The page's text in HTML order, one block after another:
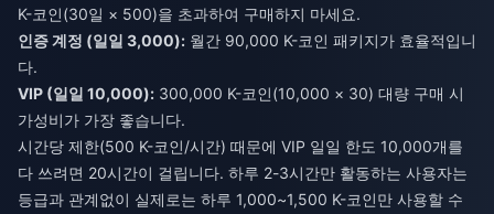
K-코인(30일 × 500)을 초과하여 구매하지 마세요.
인증 계정 (일일 3,000): 월간 90,000 K-코인 패키지가 효율적입니
다.
VIP (일일 10,000): 300,000 K-코인(10,000 × 30) 대량 구매 시
가성비가 가장 좋습니다.
시간당 제한(500 K-코인/시간) 때문에 VIP 일일 한도 10,000개를
다 쓰려면 20시간이 걸립니다. 하루 2-3시간만 활동하는 사용자는
등급과 관계없이 실제로는 하루 1,000~1,500 K-코인만 사용할 수